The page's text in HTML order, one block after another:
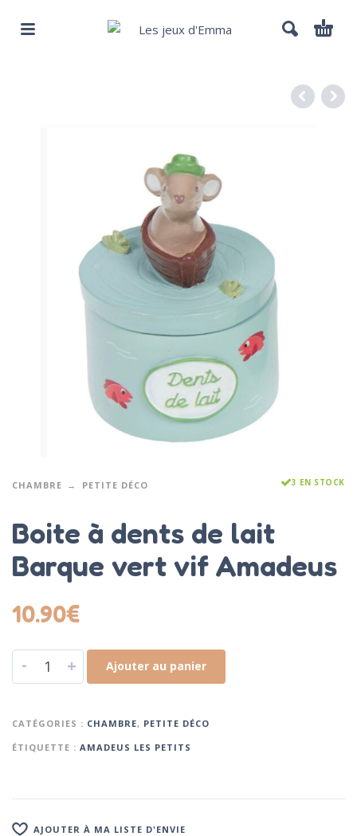
CHAMBRE PETITE DÉCO 3 EN STOCK
Boite à dents de lait
Barque vert vif Amadeus
10.90€
- + Ajouter au panier
CATÉGORIES : CHAMBRE, PETITE DÉCO
ÉTIQUETTE : AMADEUS LES PETITS
AJOUTER À MA LISTE D'ENVIE